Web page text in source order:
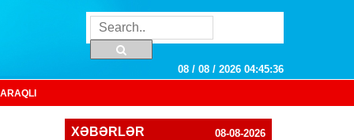
08 / 08 / 2026 04:45:37
XƏBƏRLƏR 08-08-2026